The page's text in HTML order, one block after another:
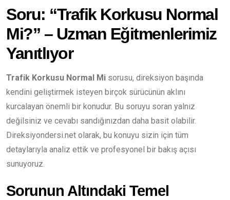
Soru: “Trafik Korkusu Normal
Mi?” – Uzman Eğitmenlerimiz
Yanıtlıyor
Trafik Korkusu Normal Mi sorusu, direksiyon başında
kendini geliştirmek isteyen birçok sürücünün aklını
kurcalayan önemli bir konudur. Bu soruyu soran yalnız
değilsiniz ve cevabı sandığınızdan daha basit olabilir.
Direksiyondersi.net olarak, bu konuyu sizin için tüm
detaylarıyla analiz ettik ve profesyonel bir bakış açısı
sunuyoruz.
Sorunun Altındaki Temel